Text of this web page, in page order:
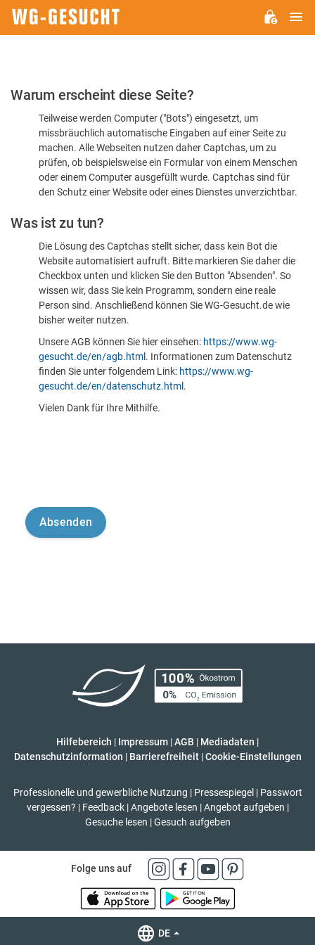
Bitte
dass
sind
Warum erscheint diese Seite?
Teilweise werden Computer ("Bots") eingesetzt, um
missbräuchlich automatische Eingaben auf einer Seite zu
machen. Alle Webseiten nutzen daher Captchas, um zu
prüfen, ob beispielsweise ein Formular von einem Menschen
oder einem Computer ausgefüllt wurde. Captchas sind für
den Schutz einer Website oder eines Dienstes unverzichtbar.
Was ist zu tun?
Die Lösung des Captchas stellt sicher, dass kein Bot die
Website automatisiert aufruft. Bitte markieren Sie daher die
Checkbox unten und klicken Sie den Button "Absenden". So
wissen wir, dass Sie kein Programm, sondern eine reale
Person sind. Anschließend können Sie WG-Gesucht.de wie
bisher weiter nutzen.
Unsere AGB können Sie hier einsehen: https://www.wg-
gesucht.de/en/agb.html . Informationen zum Datenschutz
finden Sie unter folgendem Link: https://www.wg-
gesucht.de/en/datenschutz.html .
Vielen Dank für Ihre Mithilfe.
Hilfebereich | Impressum |AGB | Mediadaten |
Datenschutzinformation | Barrierefreiheit | Cookie-Einstellungen
Professionelle und gewerbliche Nutzung | Pressespiegel | Passwort
vergessen? | Feedback | Angebote lesen | Angebot aufgeben |
Gesuche lesen | Gesuch aufgeben
Folge uns auf
DE